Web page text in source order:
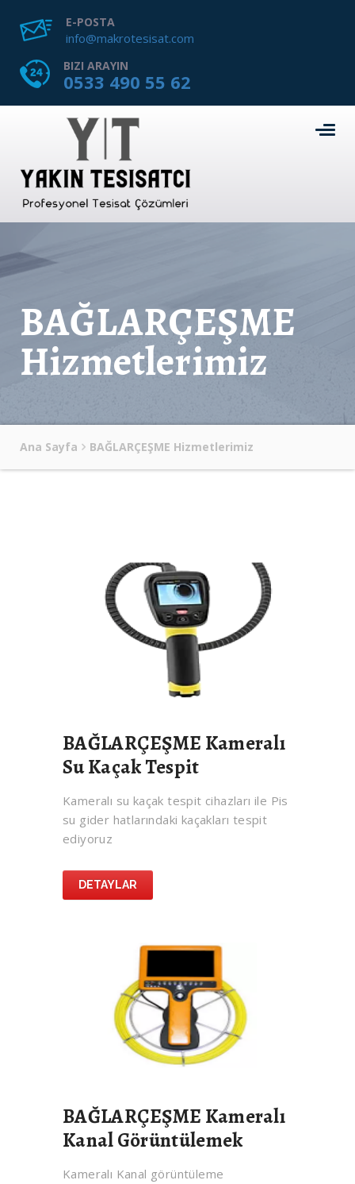
E-POSTA
info@makrotesisat.com
BIZI ARAYIN
0533 490 55 62
BAĞLARÇEŞME
Hizmetlerimiz
Ana Sayfa BAĞLARÇEŞME Hizmetlerimiz
BAĞLARÇEŞME Kameralı
Su Kaçak Tespit
Kameralı su kaçak tespit cihazları ile Pis
su gider hatlarındaki kaçakları tespit
ediyoruz
DETAYLAR
BAĞLARÇEŞME Kameralı
Kanal Görüntülemek
Kameralı Kanal görüntüleme